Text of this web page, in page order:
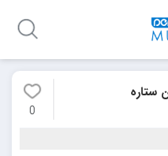
ستاره
0